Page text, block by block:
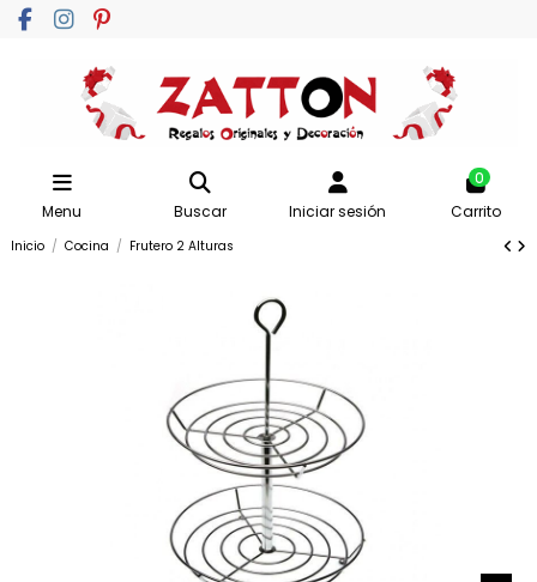
Menu Buscar Iniciar sesión
0
Carrito
Inicio Cocina Frutero 2 Alturas